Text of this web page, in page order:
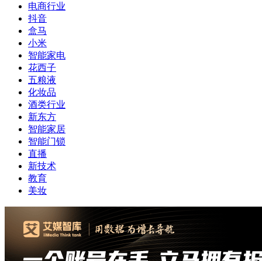
电商行业
抖音
盒马
小米
智能家电
花西子
五粮液
化妆品
酒类行业
新东方
智能家居
智能门锁
直播
新技术
教育
美妆